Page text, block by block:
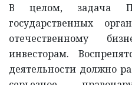
В целом, задача
государственных
отечественному
инвесторам.
деятельности должно